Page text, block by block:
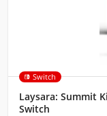
Switch
Laysara: Summit
Switch